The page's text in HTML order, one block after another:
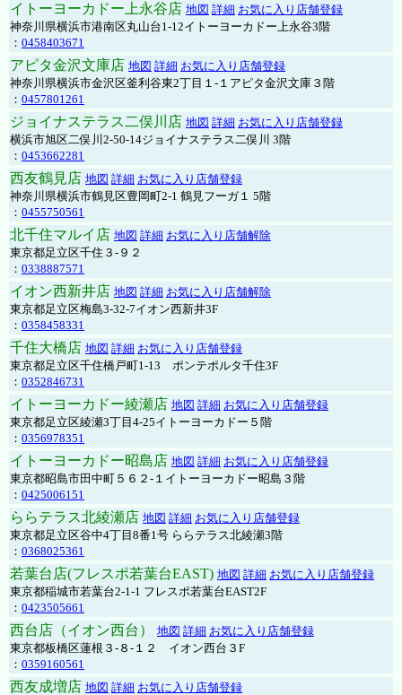
イトーヨーカドー上永谷店 地図 詳細 お気に入り店舗登録
神奈川県横浜市港南区丸山台1-12イトーヨーカドー上永谷3階
： 0458403671
アピタ金沢文庫店 地図 詳細 お気に入り店舗登録
神奈川県横浜市金沢区釜利谷東2丁目１-１アピタ金沢文庫３階
： 0457801261
ジョイナステラス二俣川店 地図 詳細 お気に入り店舗登録
横浜市旭区二俣川2-50-14ジョイナステラス二俣川 3階
： 0453662281
西友鶴見店 地図 詳細 お気に入り店舗登録
神奈川県横浜市鶴見区豊岡町2-1 鶴見フーガ１ 5階
： 0455750561
北千住マルイ店 地図 詳細 お気に入り店舗解除
東京都足立区千住３-９２
： 0338887571
イオン西新井店 地図 詳細 お気に入り店舗解除
東京都足立区梅島3-32-7イオン西新井3F
： 0358458331
千住大橋店 地図 詳細 お気に入り店舗登録
東京都足立区千住橋戸町1-13 ポンテポルタ千住3F
： 0352846731
イトーヨーカドー綾瀬店 地図 詳細 お気に入り店舗登録
東京都足立区綾瀬3丁目4-25イトーヨーカドー５階
： 0356978351
イトーヨーカドー昭島店 地図 詳細 お気に入り店舗登録
東京都昭島市田中町５６２-１イトーヨーカドー昭島３階
： 0425006151
ららテラス北綾瀬店 地図 詳細 お気に入り店舗登録
東京都足立区谷中4丁目8番1号 ららテラス北綾瀬3階
： 0368025361
若葉台店(フレスポ若葉台EAST) 地図 詳細 お気に入り店舗登録
東京都稲城市若葉台2-1-1 フレスポ若葉台EAST2F
： 0423505661
西台店（イオン西台） 地図 詳細 お気に入り店舗登録
東京都板橋区蓮根３-８-１２ イオン西台３F
： 0359160561
西友成増店 地図 詳細 お気に入り店舗登録